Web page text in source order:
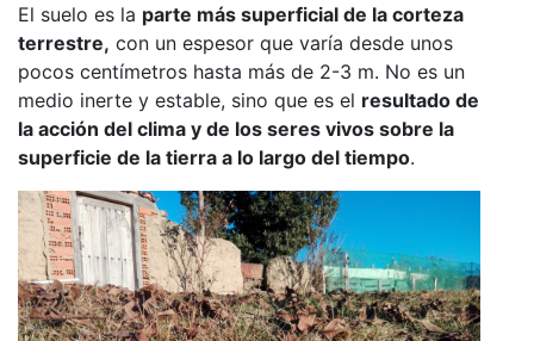
El suelo es la parte más superficial de la corteza
terrestre, con un espesor que varía desde unos
pocos centímetros hasta más de 2-3 m. No es un
medio inerte y estable, sino que es el resultado de
la acción del clima y de los seres vivos sobre la
superficie de la tierra a lo largo del tiempo.